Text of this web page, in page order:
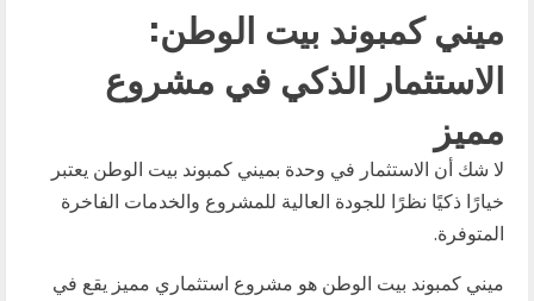
ميني كمبوند بيت الوطن:
الاستثمار الذكي في مشروع
مميز
لا شك أن الاستثمار في وحدة بميني كمبوند بيت الوطن يعتبر
خيارًا ذكيًا نظرًا للجودة العالية للمشروع والخدمات الفاخرة
المتوفرة.
ميني كمبوند بيت الوطن هو مشروع استثماري مميز يقع في